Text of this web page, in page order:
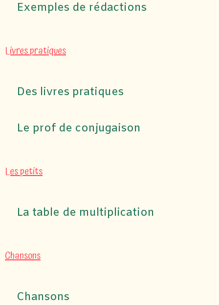
Exemples de rédactions
Livres pratiques
Des livres pratiques
Le prof de conjugaison
Les petits
La table de multiplication
Chansons
Chansons